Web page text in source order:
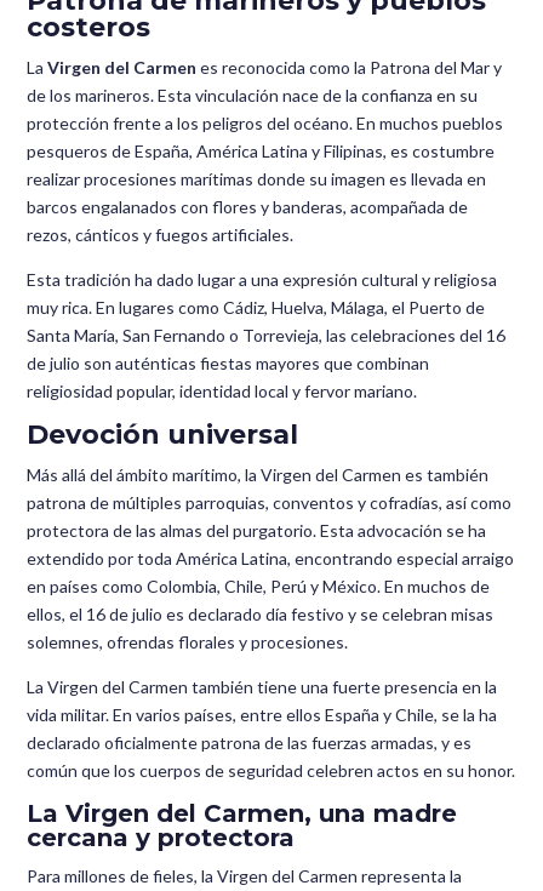
costeros
LaVirgen del Carmen es reconocida como la Patrona del Mar y
de los marineros. Esta vinculación nace de la confianza en su
protección frente a los peligros del océano. En muchos pueblos
pesqueros de España, América Latina y Filipinas, es costumbre
realizar procesiones marítimas donde su imagen es llevada en
barcos engalanados con flores y banderas, acompañada de
rezos, cánticos y fuegos artificiales.
Esta tradición ha dado lugar a una expresión cultural y religiosa
muy rica. En lugares como Cádiz, Huelva, Málaga, el Puerto de
Santa María, San Fernando o Torrevieja, las celebraciones del 16
de julio son auténticas fiestas mayores que combinan
religiosidad popular, identidad local y fervor mariano.
Devoción universal
Más allá del ámbito marítimo, la Virgen del Carmen es también
patrona de múltiples parroquias, conventos y cofradías, así como
protectora de las almas del purgatorio. Esta advocación se ha
extendido por toda América Latina, encontrando especial arraigo
en países como Colombia, Chile, Perú y México. En muchos de
ellos, el 16 de julio es declarado día festivo y se celebran misas
solemnes, ofrendas florales y procesiones.
La Virgen del Carmen también tiene una fuerte presencia en la
vida militar. En varios países, entre ellos España y Chile, se la ha
declarado oficialmente patrona de las fuerzas armadas, y es
común que los cuerpos de seguridad celebren actos en su honor.
La Virgen del Carmen, una madre
cercana y protectora
Para millones de fieles, la Virgen del Carmen representa la